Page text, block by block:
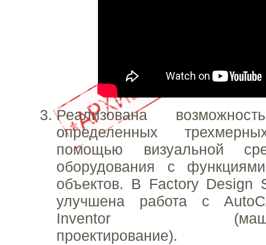
Реализована
определенных
помощью визуальной
оборудования с
объектов. В Factory Design
улучшена работа с
Inventor
проектирование).